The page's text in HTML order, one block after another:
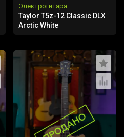
Электрогитара
Taylor T5z-12 Classic DLX
Arctic White